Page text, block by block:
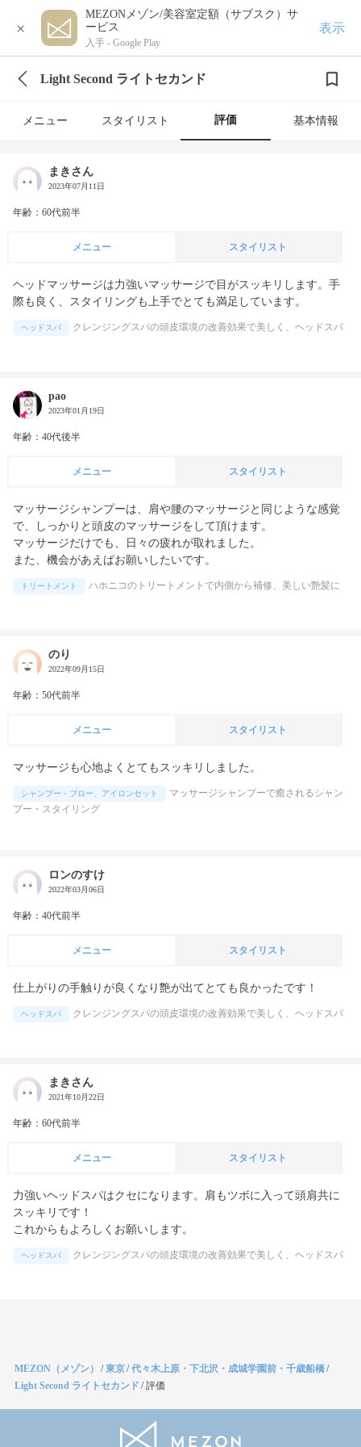
×
MEZONメゾン/美容室定額（サブスク）サ
ービス
入手 - Google Play
表示
Light Second ライトセカンド
メニュー スタイリスト 評価 基本情報
まきさん
2023年07月11日
年齢：60代前半
メニュー スタイリスト
ヘッドマッサージは力強いマッサージで目がスッキリします。手
際も良く、スタイリングも上手でとても満足しています。
ヘッドスパ クレンジングスパの頭皮環境の改善効果で美しく、ヘッドスパ
pao
2023年01月19日
年齢：40代後半
メニュー スタイリスト
マッサージシャンプーは、肩や腰のマッサージと同じような感覚
で、しっかりと頭皮のマッサージをして頂けます。
マッサージだけでも、日々の疲れが取れました。
また、機会があえばお願いしたいです。
トリートメント ハホニコのトリートメントで内側から補修、美しい艶髪に
のり
2022年09月15日
年齢：50代前半
メニュー スタイリスト
マッサージも心地よくとてもスッキリしました。
シャンプー・ブロー、アイロンセット
マッサージシャンプーで癒されるシャン
プー・スタイリング
ロンのすけ
2022年03月06日
年齢：40代前半
メニュー スタイリスト
仕上がりの手触りが良くなり艶が出てとても良かったです！
ヘッドスパ クレンジングスパの頭皮環境の改善効果で美しく、ヘッドスパ
まきさん
2021年10月22日
年齢：60代前半
メニュー スタイリスト
力強いヘッドスパはクセになります。肩もツボに入って頭肩共に
スッキリです！
これからもよろしくお願いします。
ヘッドスパ クレンジングスパの頭皮環境の改善効果で美しく、ヘッドスパ
MEZON（メゾン） /東京/代々木上原・下北沢・成城学園前・千歳船橋/
Light Second ライトセカンド /評価